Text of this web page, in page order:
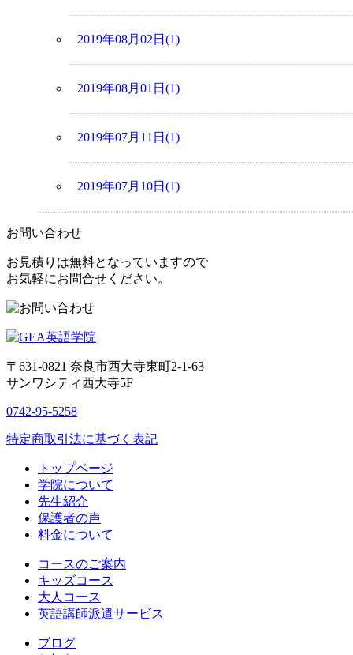
2019年08月02日(1)
2019年08月01日(1)
2019年07月11日(1)
2019年07月10日(1)
お問い合わせ
お見積りは無料となっていますので
お気軽にお問合せください。
〒631-0821 奈良市西大寺東町2-1-63
サンワシティ西大寺5F
0742-95-5258
特定商取引法に基づく表記
トップページ
学院について
先生紹介
保護者の声
料金について
コースのご案内
キッズコース
大人コース
英語講師派遣サービス
ブログ